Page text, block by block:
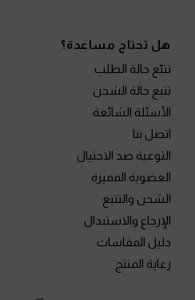
هل تحتاج مساعدة؟
تتبّع حالة الطلب
تتبع حالة الشحن
الأسئلة الشائعة
اتصل بنا
التوعية ضد الاحتيال
العضوية المميزة
الشحن والتتبع
الإرجاع والاستبدال
دليل المقاسات
رعاية المنتج